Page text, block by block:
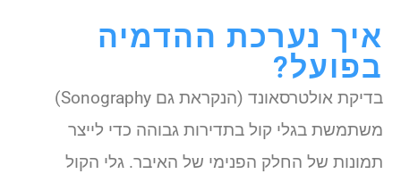
איך נערכת ההדמיה
בפועל?
בדיקת אולטרסאונד (הנקראת גם Sonography)
משתמשת בגלי קול בתדירות גבוהה כדי לייצר
תמונות של החלק הפנימי של האיבר. גלי הקול